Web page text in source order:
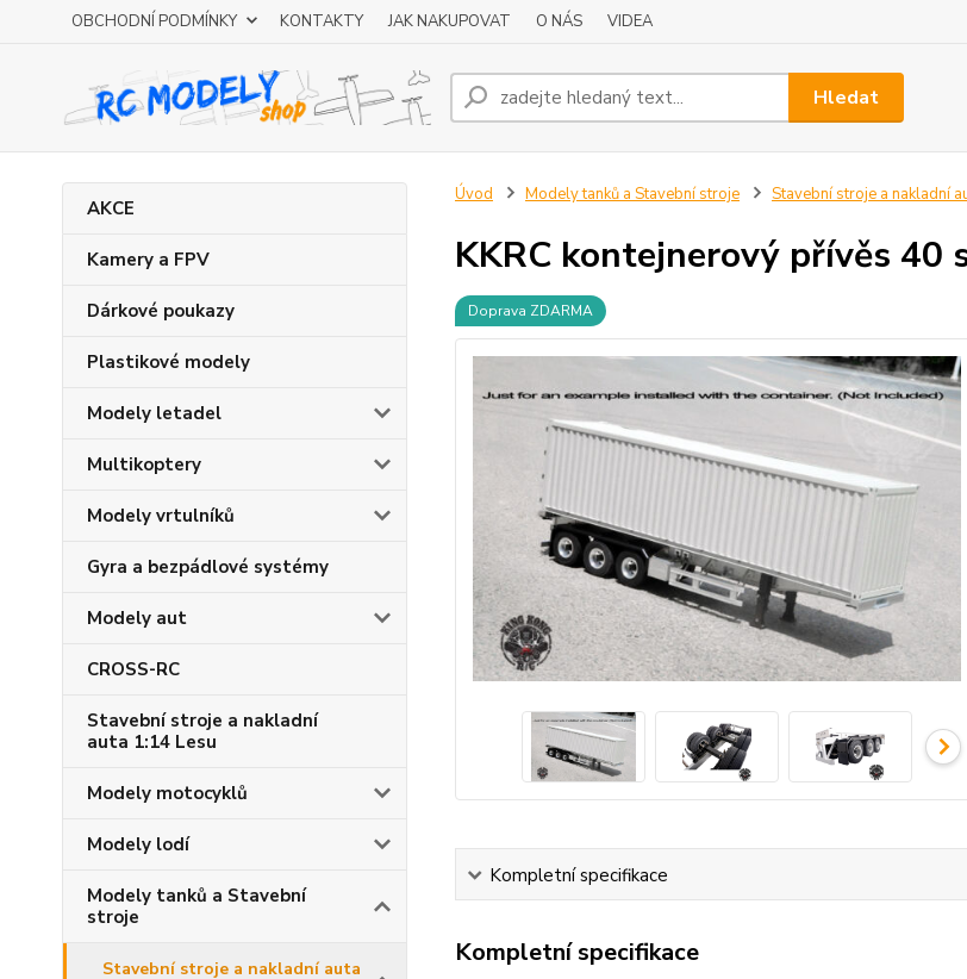
OBCHODNÍ PODMÍNKY KONTAKTY JAK NAKUPOVAT O NÁS VIDEA
Hledat
AKCE
Kamery a FPV
Dárkové poukazy
Plastikové modely
Modely letadel
Multikoptery
Modely vrtulníků
Gyra a bezpádlové systémy
Modely aut
CROSS-RC
Stavební stroje a nakladní
auta 1:14 Lesu
Modely motocyklů
Modely lodí
Modely tanků a Stavební
stroje
Stavební stroje a nakladní auta
Úvod Modely tanků a Stavební stroje Stavební stroje a nakladní
KKRC kontejnerový přívěs 40
Doprava ZDARMA
Kompletní specifikace
Kompletní specifikace